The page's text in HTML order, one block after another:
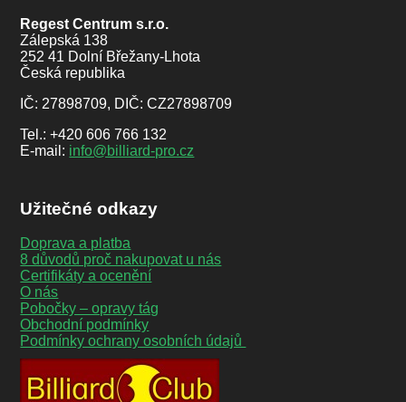
Regest Centrum s.r.o.
Zálepská 138
252 41 Dolní Břežany-Lhota
Česká republika
IČ: 27898709, DIČ: CZ27898709
Tel.: +420 606 766 132
E-mail: info@billiard-pro.cz
Užitečné odkazy
Doprava a platba
8 důvodů proč nakupovat u nás
Certifikáty a ocenění
O nás
Pobočky – opravy tág
Obchodní podmínky
Podmínky ochrany osobních údajů